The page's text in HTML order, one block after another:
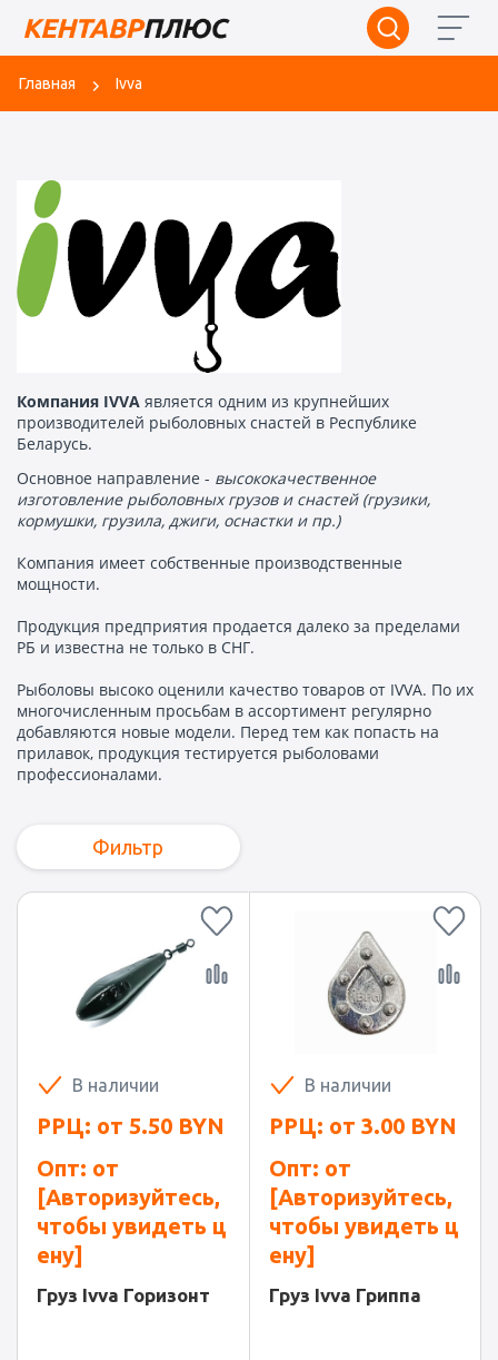
Главная Ivva
Компания IVVA является одним из крупнейших
производителей рыболовных снастей в Республике
Беларусь.
Основное направление - высококачественное
изготовление рыболовных грузов и снастей (грузики,
кормушки, грузила, джиги, оснастки и пр.)
Компания имеет собственные производственные
мощности.
Продукция предприятия продается далеко за пределами
РБ и известна не только в СНГ.
Рыболовы высоко оценили качество товаров от IVVA. По их
многочисленным просьбам в ассортимент регулярно
добавляются новые модели. Перед тем как попасть на
прилавок, продукция тестируется рыболовами
профессионалами.
Фильтр
В наличии
РРЦ: от 5.50 BYN
Опт: от
[Авторизуйтесь,
чтобы увидеть ц
ену]
Груз Ivva Горизонт
В наличии
РРЦ: от 3.00 BYN
Опт: от
[Авторизуйтесь,
чтобы увидеть ц
ену]
Груз Ivva Гриппа